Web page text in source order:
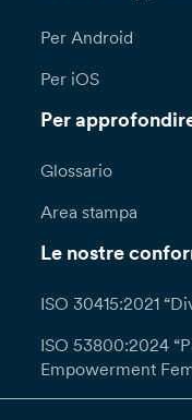
Per Android
Per iOS
Per
Glossario
Area stampa
Le nostre
ISO 30415:2021
ISO 53800:2024
Empowerment